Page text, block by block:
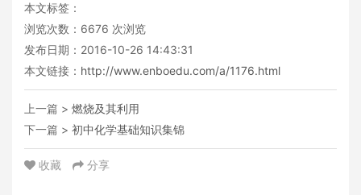
本文标签：
浏览次数： 6676 次浏览
发布日期：2016-10-26 14:43:31
本文链接： http://www.enboedu.com/a/1176.html
上一篇 > 燃烧及其利用
下一篇 > 初中化学基础知识集锦
收藏 分享